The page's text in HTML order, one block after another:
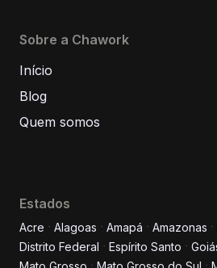
Informe seus
Sobre a Chawork
Início
Blog
Quem somos
Estados
Acre Alagoas Amapá Amazonas
Distrito Federal
Espírito Santo